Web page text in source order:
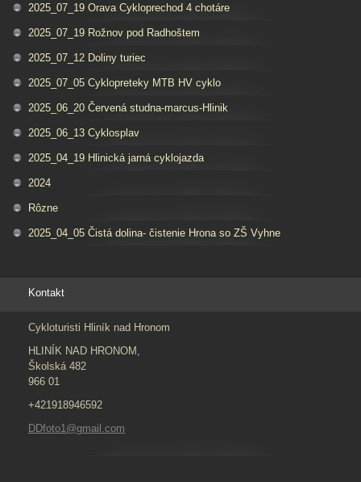
2025_07_19 Orava Cykloprechod 4 chotáre
2025_07_19 Rožnov pod Radhoštem
2025_07_12 Doliny turiec
2025_07_05 Cyklopreteky MTB HV cyklo
2025_06_20 Červená studna-marcus-Hlinik
2025_06_13 Cyklosplav
2025_04_19 Hlinická jarná cyklojazda
2024
Rôzne
2025_04_05 Čistá dolina- čistenie Hrona so ZŠ Vyhne
Kontakt
Cykloturisti Hliník nad Hronom
HLINÍK NAD HRONOM,
Školská 482
966 01
+421918946592
DDfoto1@gmail.com